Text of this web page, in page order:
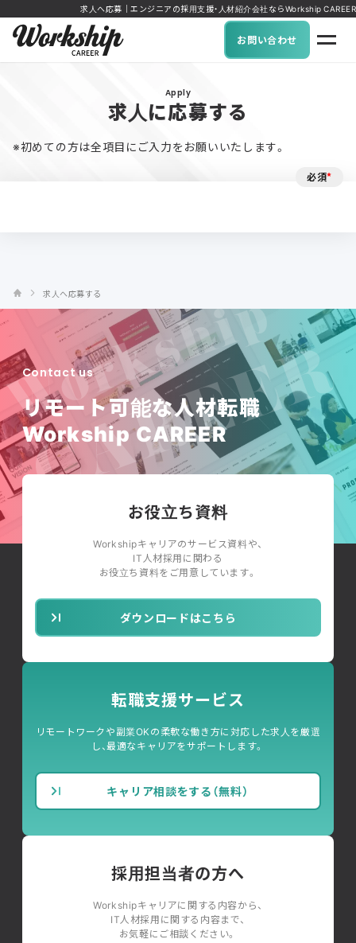
求人へ応募｜エンジニアの採用支援・人材紹介会社ならWorkship CAREER
お問い合わせ
Apply
求人に応募する
※初めての方は全項目にご入力をお願いいたします。
必須*
求人へ応募する
Contact us
リモート可能な人材転職
Workship CAREER
お役立ち資料
Workshipキャリアのサービス資料や、
IT人材採用に関わる
お役立ち資料をご用意しています。
ダウンロードはこちら
転職支援サービス
リモートワークや副業OKの柔軟な働き方に対応した求人を厳選
し、最適なキャリアをサポートします。
キャリア相談をする（無料）
採用担当者の方へ
Workshipキャリアに関する内容から、
IT人材採用に関する内容まで、
お気軽にご相談ください。